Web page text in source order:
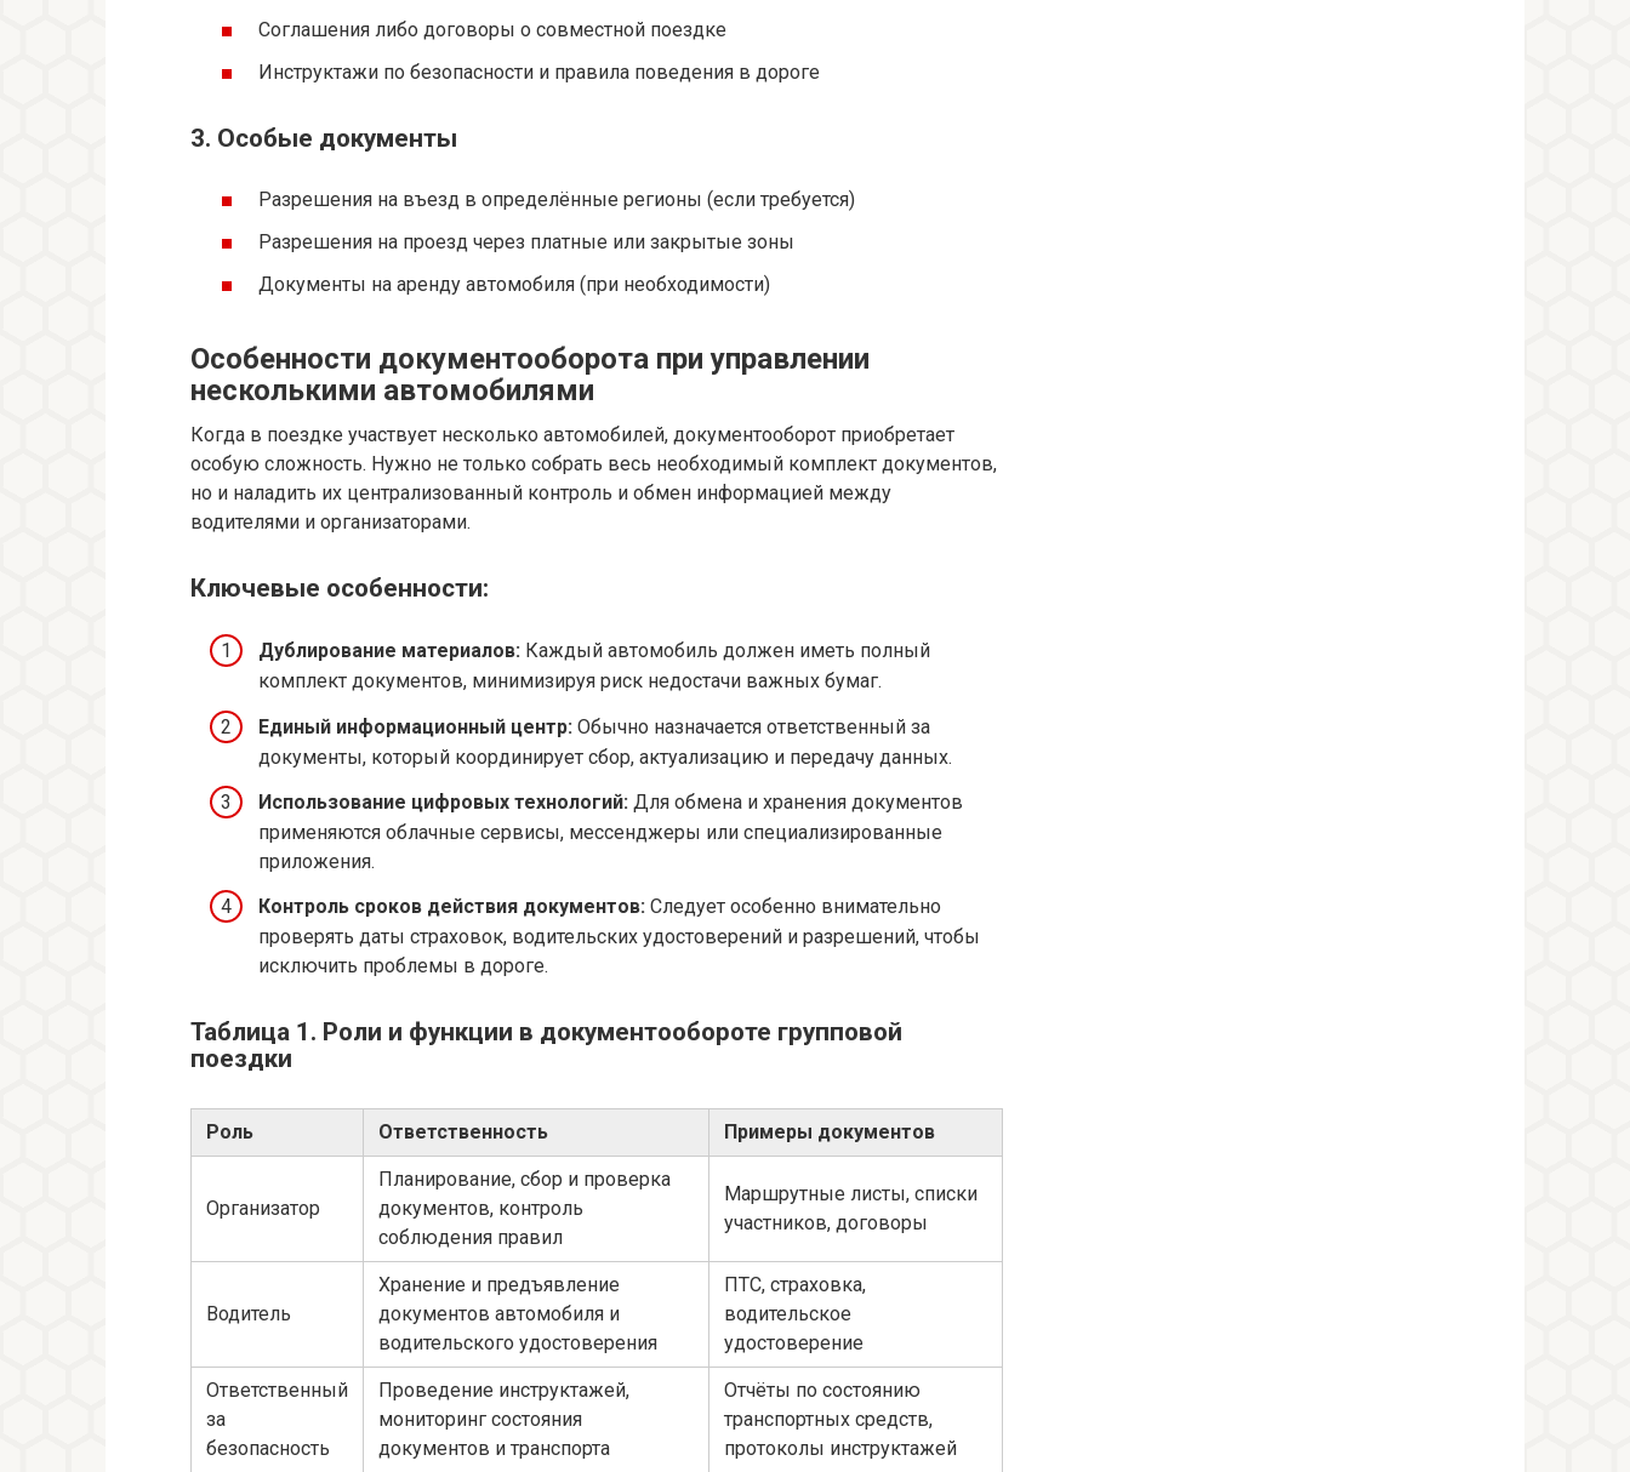
Соглашения либо договоры о совместной поездке
Инструктажи по безопасности и правила поведения в дороге
3. Особые документы
Разрешения на въезд в определённые регионы (если требуется)
Разрешения на проезд через платные или закрытые зоны
Документы на аренду автомобиля (при необходимости)
Особенности документооборота при управлении
несколькими автомобилями
Когда в поездке участвует несколько автомобилей, документооборот приобретает
особую сложность. Нужно не только собрать весь необходимый комплект документов,
но и наладить их централизованный контроль и обмен информацией между
водителями и организаторами.
Ключевые особенности:
Дублирование материалов: Каждый автомобиль должен иметь полный
комплект документов, минимизируя риск недостачи важных бумаг.
Единый информационный центр: Обычно назначается ответственный за
документы, который координирует сбор, актуализацию и передачу данных.
Использование цифровых технологий: Для обмена и хранения документов
применяются облачные сервисы, мессенджеры или специализированные
приложения.
Контроль сроков действия документов: Следует особенно внимательно
проверять даты страховок, водительских удостоверений и разрешений, чтобы
исключить проблемы в дороге.
Таблица 1. Роли и функции в документообороте групповой
поездки
Роль Ответственность Примеры документов
Организатор
Планирование, сбор и проверка
документов, контроль
соблюдения правил
Маршрутные листы, списки
участников, договоры
Водитель
Хранение и предъявление
документов автомобиля и
водительского удостоверения
ПТС, страховка,
водительское
удостоверение
Ответственный
за
безопасность
Проведение инструктажей,
мониторинг состояния
документов и транспорта
Отчёты по состоянию
транспортных средств,
протоколы инструктажей